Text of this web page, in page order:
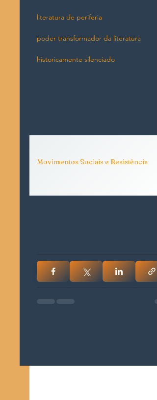
literatura de periferia
poder transformador da literatura
historicamente silenciado
Movimentos Sociais e Resistência